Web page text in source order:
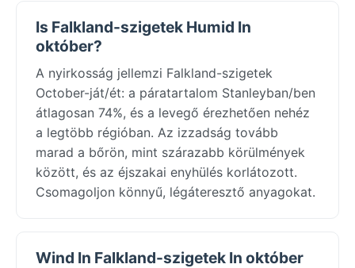
Is Falkland-szigetek Humid In
október?
A nyirkosság jellemzi Falkland-szigetek
October-ját/ét: a páratartalom Stanleyban/ben
átlagosan 74%, és a levegő érezhetően nehéz
a legtöbb régióban. Az izzadság tovább
marad a bőrön, mint szárazabb körülmények
között, és az éjszakai enyhülés korlátozott.
Csomagoljon könnyű, légáteresztő anyagokat.
Wind In Falkland-szigetek In október